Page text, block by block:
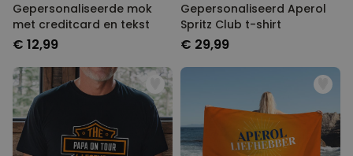
Gepersonaliseerde mok
met creditcard en tekst
€ 12,99
Gepersonaliseerd Aperol
Spritz Club t-shirt
€ 29,99